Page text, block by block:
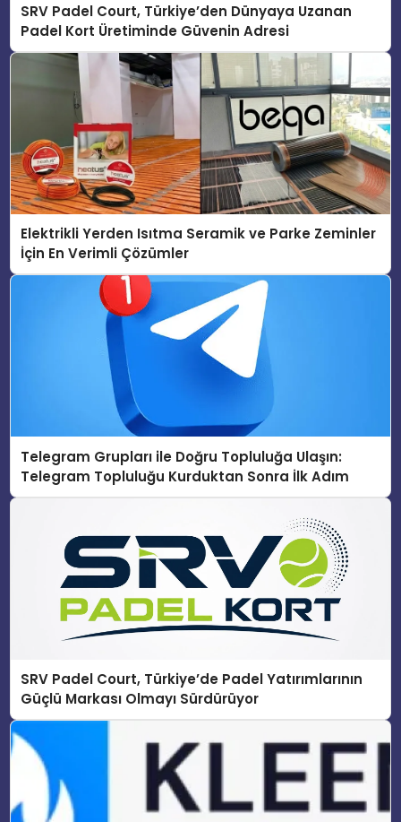
SRV Padel Court, Türkiye’den Dünyaya Uzanan
Padel Kort Üretiminde Güvenin Adresi
Elektrikli Yerden Isıtma Seramik ve Parke Zeminler
İçin En Verimli Çözümler
Telegram Grupları ile Doğru Topluluğa Ulaşın:
Telegram Topluluğu Kurduktan Sonra İlk Adım
SRV Padel Court, Türkiye’de Padel Yatırımlarının
Güçlü Markası Olmayı Sürdürüyor